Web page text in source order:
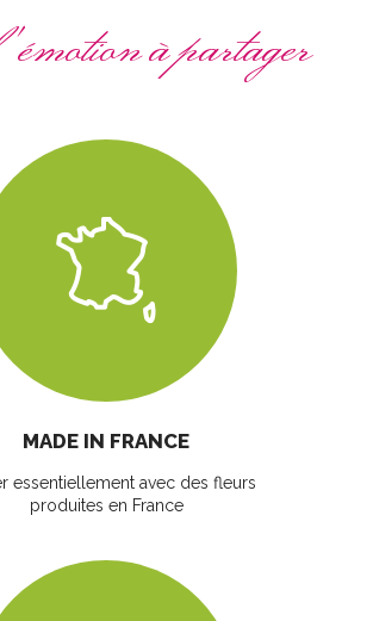
à partager
MADE IN FRANCE
essentiellement avec des fleurs
produites en France